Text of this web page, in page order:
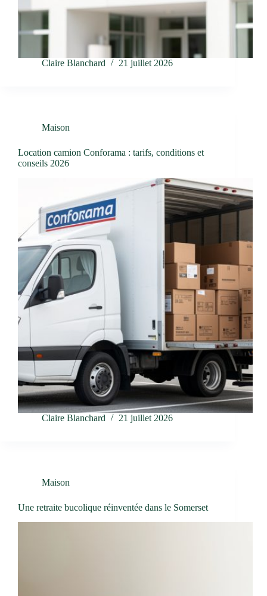
Claire Blanchard 21 juillet 2026
Maison
Location camion Conforama : tarifs, conditions et
conseils 2026
Claire Blanchard 21 juillet 2026
Maison
Une retraite bucolique réinventée dans le Somerset